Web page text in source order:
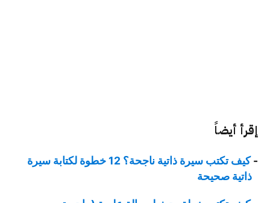
إقرأ أيضاً
كيف تكتب سيرة ذاتية ناجحة؟ 12 خطوة لكتابة سيرة
ذاتية صحيحة